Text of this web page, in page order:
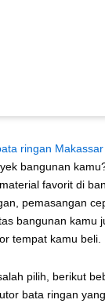
ringan Makassar
bangunan
favorit di
pemasangan
bangunan kamu
tempat kamu beli.
pilih, berikut
bata ringan